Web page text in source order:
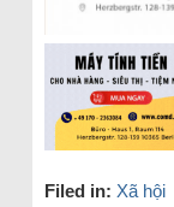
Filed in: Xã hội